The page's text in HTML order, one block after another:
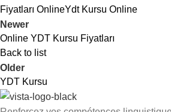
Fiyatları OnlineYdt Kursu Online
Newer
Online YDT Kursu Fiyatları
Back to list
Older
YDT Kursu